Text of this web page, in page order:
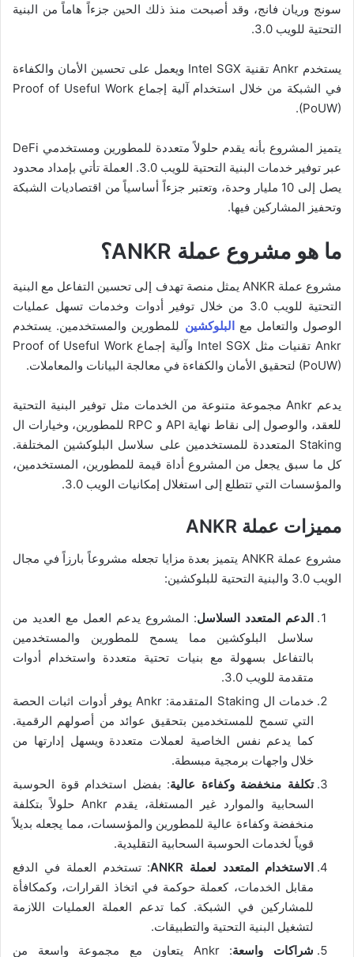
سونج وريان فانج، وقد أصبحت منذ ذلك الحين جزءاً هاماً من البنية
التحتية للويب 3.0.
يستخدم Ankr تقنية Intel SGX ويعمل على تحسين الأمان والكفاءة
في الشبكة من خلال استخدام آلية إجماع Proof of Useful Work
(PoUW).
يتميز المشروع بأنه يقدم حلولاً متعددة للمطورين ومستخدمي DeFi
عبر توفير خدمات البنية التحتية للويب 3.0. العملة تأتي بإمداد محدود
يصل إلى 10 مليار وحدة، وتعتبر جزءاً أساسياً من اقتصاديات الشبكة
وتحفيز المشاركين فيها.
ما هو مشروع عملة ANKR؟
مشروع عملة ANKR يمثل منصة تهدف إلى تحسين التفاعل مع البنية
التحتية للويب 3.0 من خلال توفير أدوات وخدمات تسهل عمليات
الوصول والتعامل مع
البلوكشين للمطورين والمستخدمين. يستخدم
Ankr تقنيات مثل Intel SGX وآلية إجماع Proof of Useful Work
(PoUW) لتحقيق الأمان والكفاءة في معالجة البيانات والمعاملات.
يدعم Ankr مجموعة متنوعة من الخدمات مثل توفير البنية التحتية
للعقد، والوصول إلى نقاط نهاية API و RPC للمطورين، وخيارات ال
Staking المتعددة للمستخدمين على سلاسل البلوكشين المختلفة.
كل ما سبق يجعل من المشروع أداة قيمة للمطورين، المستخدمين،
والمؤسسات التي تتطلع إلى استغلال إمكانيات الويب 3.0.
مميزات عملة ANKR
مشروع عملة ANKR يتميز بعدة مزايا تجعله مشروعاً بارزاً في مجال
الويب 3.0 والبنية التحتية للبلوكشين:
الدعم المتعدد السلاسل: المشروع يدعم العمل مع العديد من
سلاسل البلوكشين مما يسمح للمطورين والمستخدمين
بالتفاعل بسهولة مع بنيات تحتية متعددة واستخدام أدوات
متقدمة للويب 3.0.
خدمات ال Staking المتقدمة: Ankr يوفر أدوات اثبات الحصة
التي تسمح للمستخدمين بتحقيق عوائد من أصولهم الرقمية.
كما يدعم نفس الخاصية لعملات متعددة ويسهل إدارتها من
خلال واجهات برمجية مبسطة.
تكلفة منخفضة وكفاءة عالية: بفضل استخدام قوة الحوسبة
السحابية والموارد غير المستغلة، يقدم Ankr حلولاً بتكلفة
منخفضة وكفاءة عالية للمطورين والمؤسسات، مما يجعله بديلاً
قوياً لخدمات الحوسبة السحابية التقليدية.
الاستخدام المتعدد لعملة ANKR
: تستخدم العملة في الدفع
مقابل الخدمات، كعملة حوكمة في اتخاذ القرارات، وكمكافأة
للمشاركين في الشبكة. كما تدعم العملة العمليات اللازمة
لتشغيل البنية التحتية والتطبيقات.
شراكات واسعة
: Ankr يتعاون مع مجموعة واسعة من